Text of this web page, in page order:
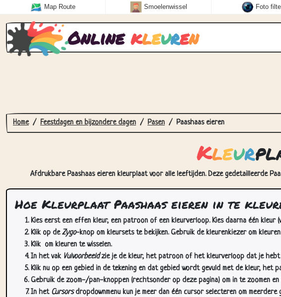
Map Route Smoelenwissel Foto
Online kleuren
Home Feestdagen en bijzondere dagen Pasen Paashaas eieren
Kleur
Afdrukbare Paashaas eieren kleurplaat voor alle leeftijden. Deze gedetailleerde
Hoe Kleurplaat Paashaas eieren in te
Kies eerst een effen kleur, een patroon of een kleurverloop. Kies daarna één
Klik op deZygo-knop om kleursets te bekijken. Gebruik de kleurenkiezer om
Klik om kleuren te wisselen.
In het vak Vulvoorbeeldzie je de kleur, het patroon of het kleurverloop dat je hebt
Klik nu op een gebied in de tekening en dat gebied wordt gevuld met de kleur,
Gebruik de zoom-/pan-knoppen (rechtsonder op deze pagina) om in te zoomen
In het Cursorsdropdownmenu kun je meer dan één cursor selecteren om